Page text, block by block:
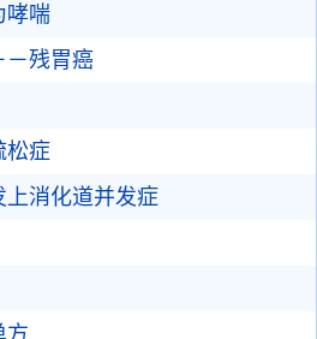
哮喘
－残胃癌
松症
上消化道并发症
方